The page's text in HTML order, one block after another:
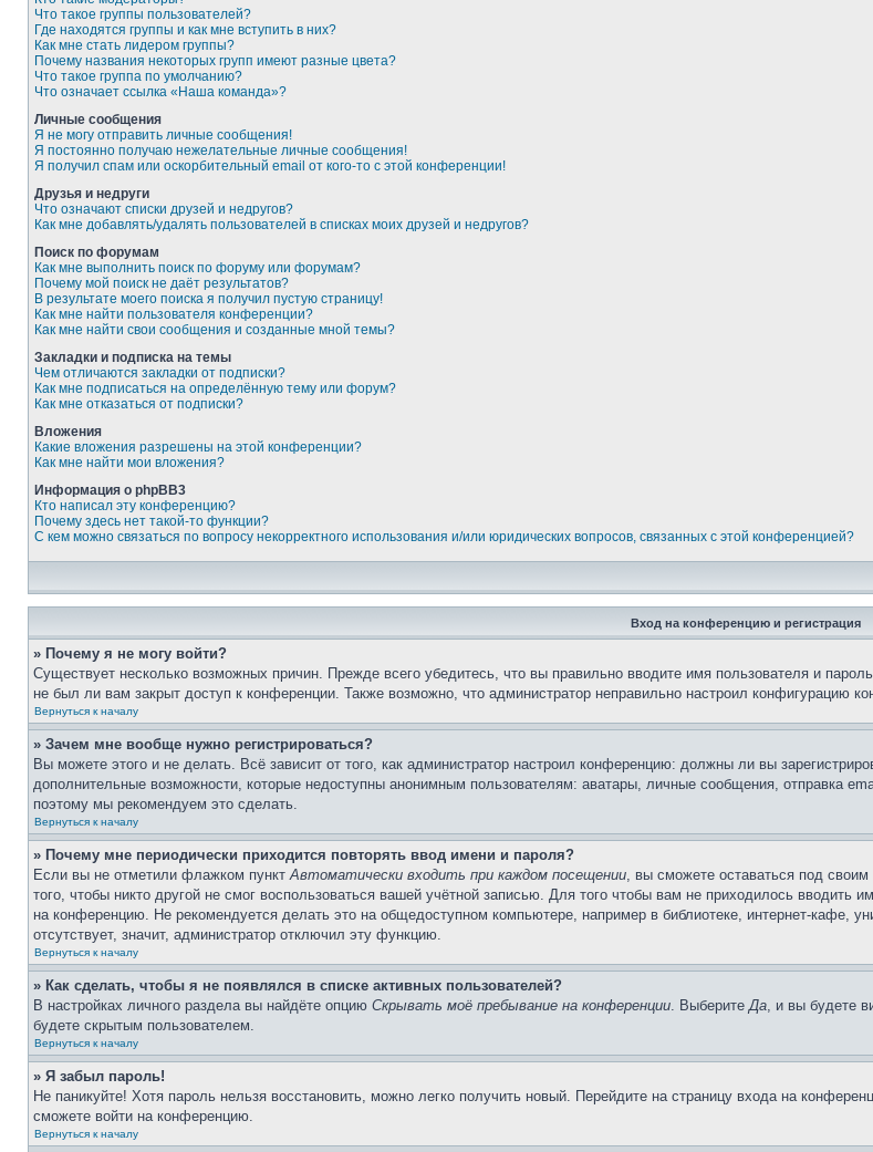
Что такое группы пользователей?
Где находятся группы и как мне вступить в них?
Как мне стать лидером группы?
Почему названия некоторых групп имеют разные цвета?
Что такое группа по умолчанию?
Что означает ссылка «Наша команда»?
Личные сообщения
Я не могу отправить личные сообщения!
Я постоянно получаю нежелательные личные сообщения!
Я получил спам или оскорбительный email от кого-то с этой конференции!
Друзья и недруги
Что означают списки друзей и недругов?
Как мне добавлять/удалять пользователей в списках моих друзей и недругов?
Поиск по форумам
Как мне выполнить поиск по форуму или форумам?
Почему мой поиск не даёт результатов?
В результате моего поиска я получил пустую страницу!
Как мне найти пользователя конференции?
Как мне найти свои сообщения и созданные мной темы?
Закладки и подписка на темы
Чем отличаются закладки от подписки?
Как мне подписаться на определённую тему или форум?
Как мне отказаться от подписки?
Вложения
Какие вложения разрешены на этой конференции?
Как мне найти мои вложения?
Информация о phpBB3
Кто написал эту конференцию?
Почему здесь нет такой-то функции?
С кем можно связаться по вопросу некорректного использования и/или юридических вопросов, связанных с этой конференцией?
Вход на конференцию и регистрация
» Почему я не могу войти?
Существует несколько возможных причин. Прежде всего убедитесь, что вы правильно вводите имя пользователя и
не был ли вам закрыт доступ к конференции. Также возможно, что администратор неправильно настроил конфигурацию
Вернуться к началу
» Зачем мне вообще нужно регистрироваться?
Вы можете этого и не делать. Всё зависит от того, как администратор настроил конференцию: должны ли вы
дополнительные возможности, которые недоступны анонимным пользователям: аватары, личные сообщения, отправка
поэтому мы рекомендуем это сделать.
Вернуться к началу
» Почему мне периодически приходится повторять ввод имени и пароля?
Если вы не отметили флажком пунктАвтоматически входить при каждом посещении, вы сможете оставаться под
того, чтобы никто другой не смог воспользоваться вашей учётной записью. Для того чтобы вам не приходилось
на конференцию. Не рекомендуется делать это на общедоступном компьютере, например в библиотеке, интернет-кафе,
отсутствует, значит, администратор отключил эту функцию.
Вернуться к началу
» Как сделать, чтобы я не появлялся в списке активных пользователей?
В настройках личного раздела вы найдёте опцию Скрывать моё пребывание на конференции. ВыберитеДа, и вы будете
будете скрытым пользователем.
Вернуться к началу
» Я забыл пароль!
Не паникуйте! Хотя пароль нельзя восстановить, можно легко получить новый. Перейдите на страницу входа на
сможете войти на конференцию.
Вернуться к началу